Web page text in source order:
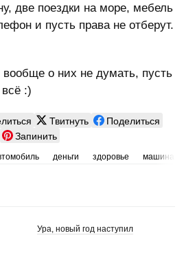
две поездки на море, мебель
и пусть права не отберут.
о них не думать, пусть
всё :)
Твитнуть
Поделиться
Запинить
деньги здоровье машина
Ура, новый год наступил